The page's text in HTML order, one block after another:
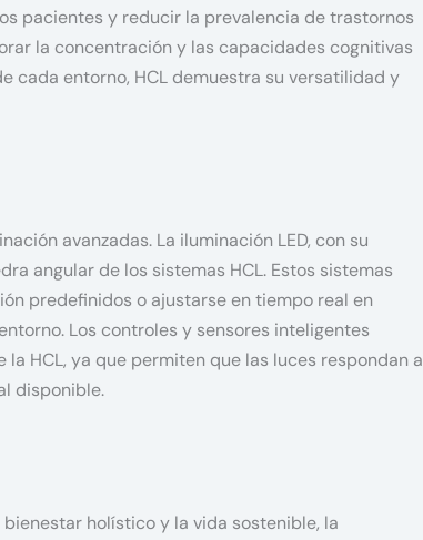
pacientes y reducir la prevalencia de trastornos
la concentración y las capacidades cognitivas
cada entorno, HCL demuestra su versatilidad y
avanzadas. La iluminación LED, con su
angular de los sistemas HCL. Estos sistemas
predefinidos o ajustarse en tiempo real en
Los controles y sensores inteligentes
HCL, ya que permiten que las luces respondan a
disponible.
holístico y la vida sostenible, la